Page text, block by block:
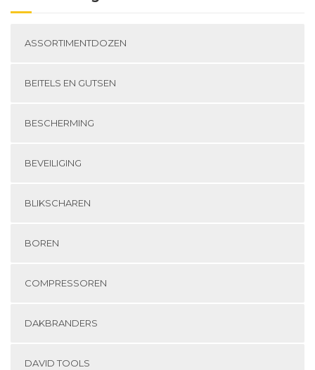
ASSORTIMENTDOZEN
BEITELS EN GUTSEN
BESCHERMING
BEVEILIGING
BLIKSCHAREN
BOREN
COMPRESSOREN
DAKBRANDERS
DAVID TOOLS